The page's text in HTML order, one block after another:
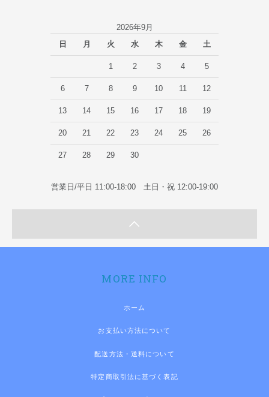
2026年9月
日
月 火 水 木 金 土
1 2 3 4 5
6 7 8 9 10 11 12
13 14 15 16 17 18 19
20 21 22 23 24 25 26
27 28 29 30
営業日/平日 11:00-18:00 土日・祝 12:00-19:00
MORE INFO
ホーム
お支払い方法について
配送方法・送料について
特定商取引法に基づく表記